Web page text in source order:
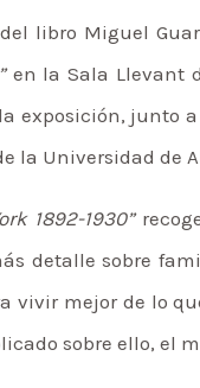
libro Miguel
en la Sala Llevant
exposición, junto
la Universidad de
1892-1930”
detalle sobre
vivir mejor de lo
sobre ello, el